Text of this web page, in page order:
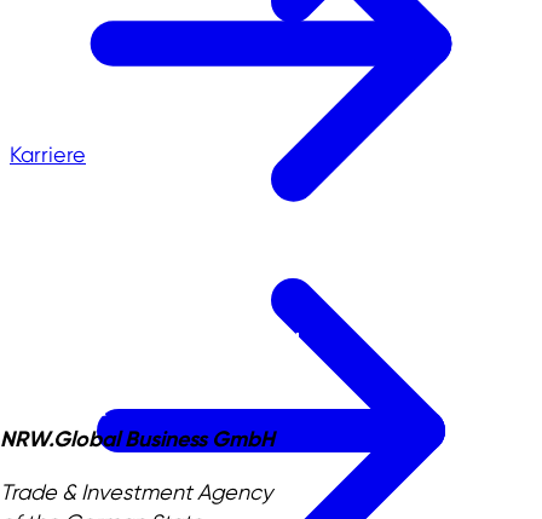
Karriere
NRW.Global Business GmbH
Trade & Investment Agency